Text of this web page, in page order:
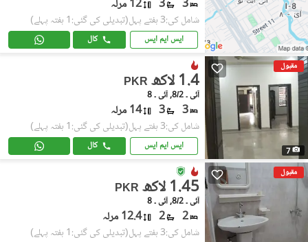
3
3 12 مرلہ
شامل کی:3 ہفتے پہل (تبدیلی کی گئی:1 ہفتہ پہلے)
ایس ایم ایس کال
مقبول
7
PKR 1.4 لاکھ
آئی ۔ 8/2, آئی ۔ 8
3
3 14 مرلہ
شامل کی:3 ہفتے پہل (تبدیلی کی گئی:1 ہفتہ پہلے)
ایس ایم ایس کال
مقبول
PKR 1.45 لاکھ
آئی ۔ 8/2, آئی ۔ 8
2
2 12.4 مرلہ
شامل کی:3 ہفتے پہل (تبدیلی کی گئی:1 ہفتہ پہلے)